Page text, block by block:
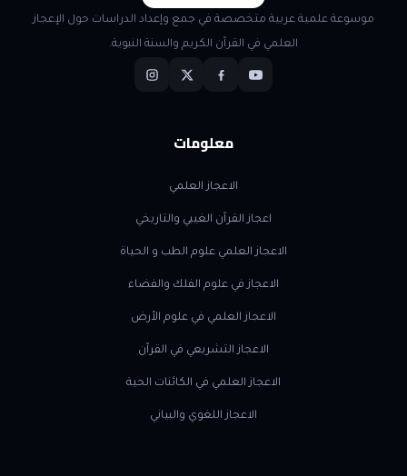
موسوعة علمية عربية متخصصة في جمع وإعداد الدراسات حول الإعجاز
العلمي في القرآن الكريم والسنة النبوية.
معلومات
الاعجاز العلمي
اعجاز القرآن الغيبي والتاريخي
الاعجاز العلمي علوم الطب و الحياة
الاعجاز في علوم الفلك والفضاء
الاعجاز العلمي في علوم الأرض
الاعجاز التشريعي في القرآن
الاعجاز العلمي في الكائنات الحية
الاعجاز اللغوي والبياني